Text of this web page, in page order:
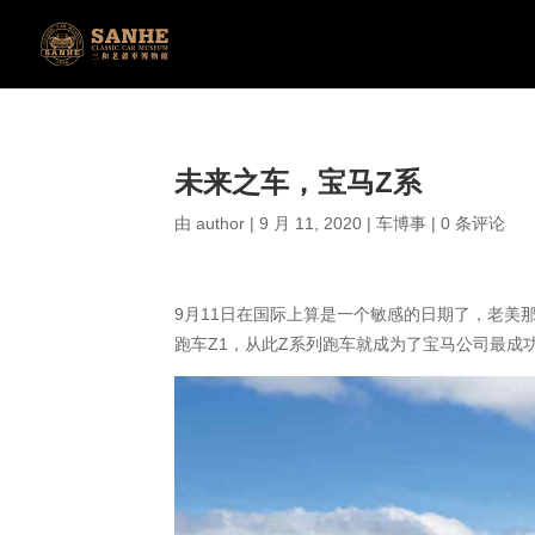
未来之车，宝马Z系
由author |9 月 11, 2020 |车博事 |0 条评论
​9月11日在国际上算是一个敏感的日期了，老美
跑车Z1，从此Z系列跑车就成为了宝马公司最成